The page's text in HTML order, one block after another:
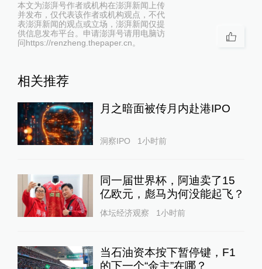
本文为澎湃号作者或机构在澎湃新闻上传
并发布，仅代表该作者或机构观点，不代
表澎湃新闻的观点或立场，澎湃新闻仅提
供信息发布平台。申请澎湃号请用电脑访
问https://renzheng.thepaper.cn。
相关推荐
月之暗面被传月内赴港IPO
洞察IPO 1小时前
同一届世界杯，阿迪卖了15
亿欧元，彪马为何没能起飞？
体坛经济观察 1小时前
当石油资本按下暂停键，F1
的下一个“金主”在哪？